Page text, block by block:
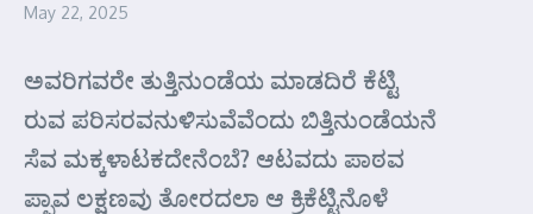
May 22, 2025
ಅವರಿಗವರೇ ತುತ್ತಿನುಂಡೆಯ ಮಾಡದಿರೆ ಕೆಟ್ಟಿ
ರುವ ಪರಿಸರವನುಳಿಸುವೆವೆಂದು ಬಿತ್ತಿನುಂಡೆಯನೆ
ಸೆವ ಮಕ್ಕಳಾಟಕದೇನೆಂಬೆ? ಆಟವದು ಪಾಠವ
ಪ್ಪಾವ ಲಕ್ಷಣವು ತೋರದಲಾ ಆ ಕ್ರಿಕೆಟ್ಟಿನೊಳೆ